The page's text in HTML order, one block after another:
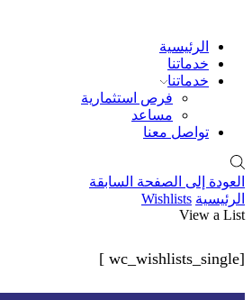
الرئيسية
خدماتنا
خدماتنا
فرص استثمارية
مساعد
تواصل معنا
العودة إلى الصفحة السابقة
الرئيسية Wishlists
View a List
[wc_wishlists_single ]